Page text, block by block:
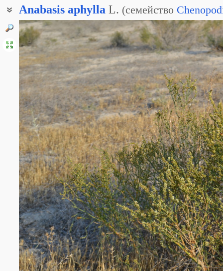
Anabasis aphylla L. (семейство
Ежовник безлистный